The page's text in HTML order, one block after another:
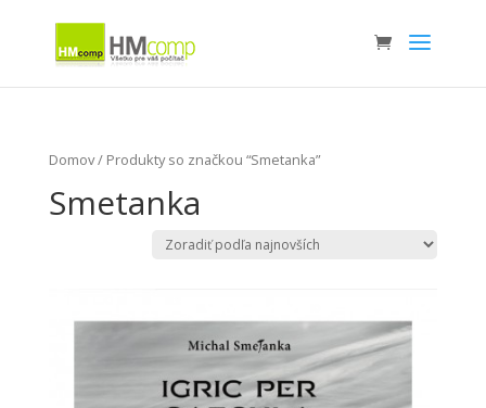
Domov/ Produkty so značkou “Smetanka”
Smetanka